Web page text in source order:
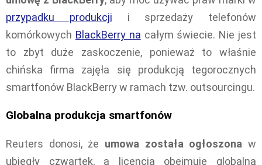
przypadku produkcji i sprzedaży telefonów
komórkowych BlackBerry na całym świecie. Nie jest
to zbyt duże zaskoczenie, ponieważ to właśnie
chińska firma zajęła się produkcją tegorocznych
smartfonów BlackBerry w ramach tzw. outsourcingu.
Globalna produkcja smartfonów
Reuters donosi, że umowa została ogłoszona w
ubiegły czwartek, a licencja obejmuje globalną